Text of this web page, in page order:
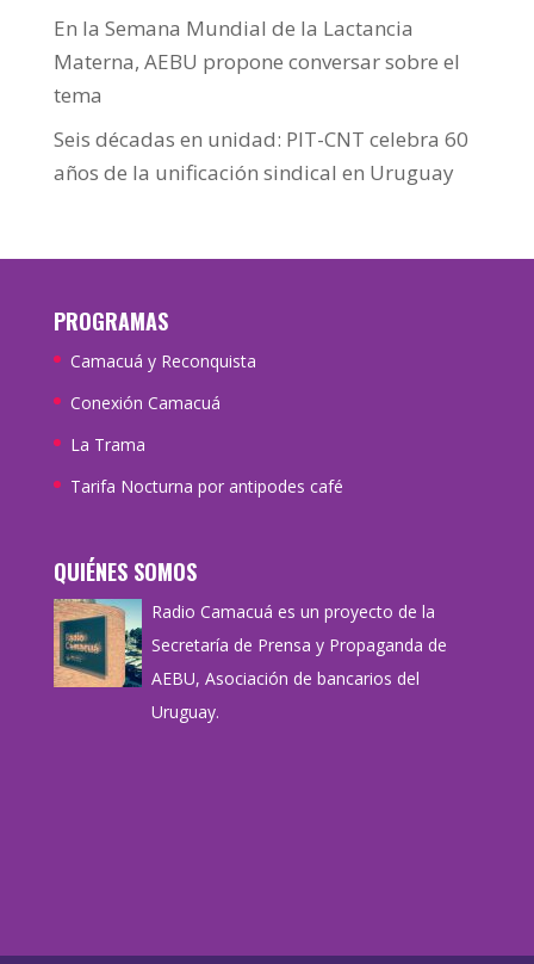
En la Semana Mundial de la Lactancia
Materna, AEBU propone conversar sobre el
tema
Seis décadas en unidad: PIT-CNT celebra 60
años de la unificación sindical en Uruguay
PROGRAMAS
Camacuá y Reconquista
Conexión Camacuá
La Trama
Tarifa Nocturna por antipodes café
QUIÉNES SOMOS
Radio Camacuá es un proyecto de la
Secretaría de Prensa y Propaganda de
AEBU, Asociación de bancarios del
Uruguay.